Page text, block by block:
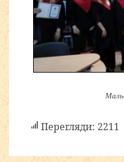
Перегляди: 2211